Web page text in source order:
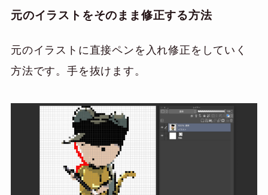
元のイラストをそのまま修正する方法
元のイラストに直接ペンを入れ修正をしていく
方法です。手を抜けます。